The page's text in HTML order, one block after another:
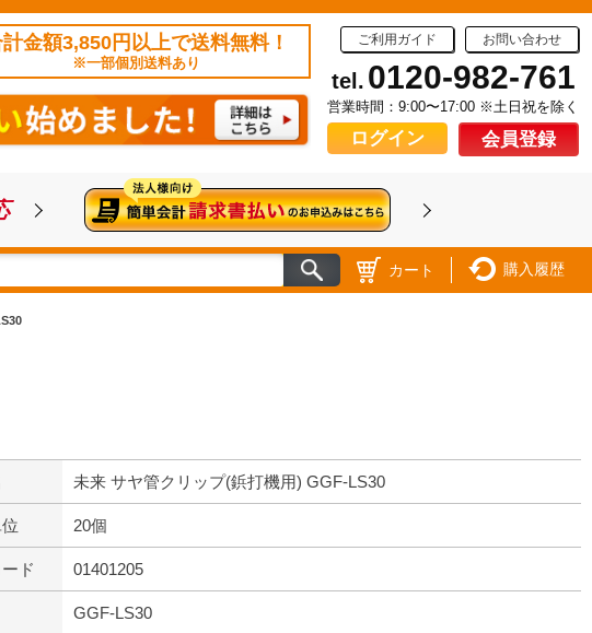
金額3,850円以上で送料無料！
※一部個別送料あり
ご利用ガイド お問い合わせ
tel. 0120-982-761
営業時間：9:00〜17:00 ※土日祝を除く
ログイン 会員登録
カート 購入履歴
未来 サヤ管クリップ(鋲打機用) GGF-LS30
20個
ド 01401205
GGF-LS30